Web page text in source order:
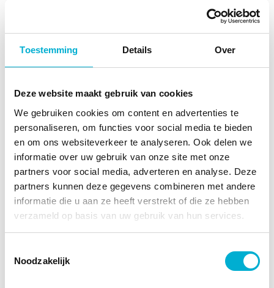
Toestemming Details Over
Deze website maakt gebruik van cookies
We gebruiken cookies om content en advertenties te
personaliseren, om functies voor social media te bieden
en om ons websiteverkeer te analyseren. Ook delen we
informatie over uw gebruik van onze site met onze
partners voor social media, adverteren en analyse. Deze
partners kunnen deze gegevens combineren met andere
informatie die u aan ze heeft verstrekt of die ze hebben
verzameld op basis van uw gebruik van hun services.
Noodzakelijk
oplossing voor uw data?
Block Storage levert hogere prestaties
dan andere vormen van opslag
aangezien het gebruikers snel toegang
biedt tot de data. Een lage latentie van
uw opslagoplossing is een cruciaal aspect
om hoge prestaties te waarborgen.